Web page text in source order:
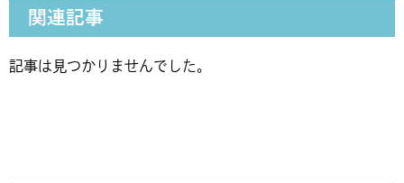
関連記事
記事は見つかりませんでした。